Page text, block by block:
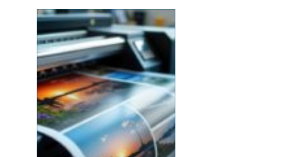
banan och minimera
krånglet med logistik är
ett genomtänkt p...